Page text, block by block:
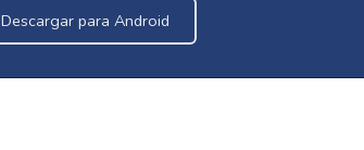
Descargar para Android